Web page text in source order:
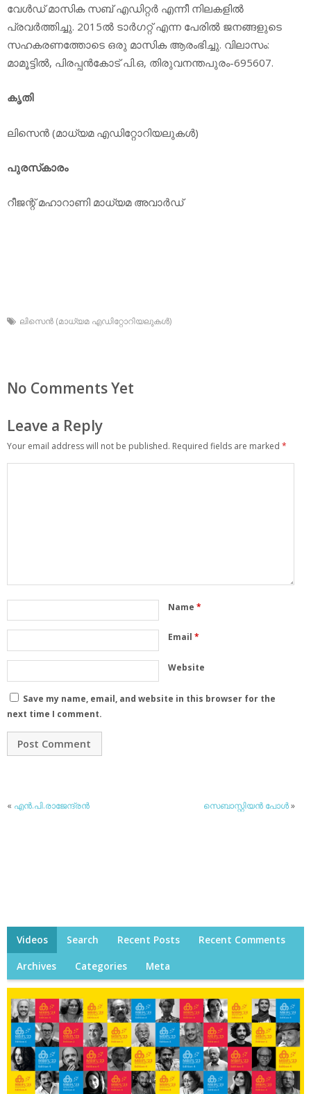
വേള്‍ഡ് മാസിക സബ് എഡിറ്റര്‍ എന്നീ നിലകളില്‍
പ്രവര്‍ത്തിച്ചു. 2015ല്‍ ടാര്‍ഗറ്റ് എന്ന പേരില്‍ ജനങ്ങളുടെ
സഹകരണത്തോടെ ഒരു മാസിക ആരംഭിച്ചു. വിലാസം:
മാമൂട്ടില്‍, പിരപ്പന്‍കോട് പി.ഒ, തിരുവനന്തപുരം-695607.
കൃതി
ലിസെന്‍ (മാധ്യമ എഡിറ്റോറിയലുകള്‍)
പുരസ്‌കാരം
റീജന്റ് മഹാറാണി മാധ്യമ അവാര്‍ഡ്‌
ലിസെന്‍ (മാധ്യമ എഡിറ്റോറിയലുകള്‍)
No Comments Yet
Leave a Reply
Your email address will not be published. Required fields are marked *
Name *
Email *
Website
Save my name, email, and website in this browser for the
next time I comment.
« എന്‍.പി.രാജേന്ദ്രന്‍ സെബാസ്റ്റിയന്‍ പോള്‍»
Videos Search Recent Posts Recent Comments
Archives Categories Meta